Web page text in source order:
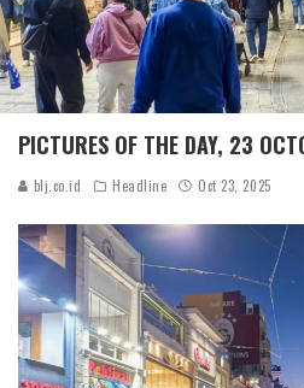
PICTURES OF THE DAY, 23
blj.co.id Headline Oct 23, 2025